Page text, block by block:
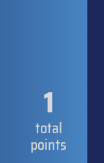
1
total
points